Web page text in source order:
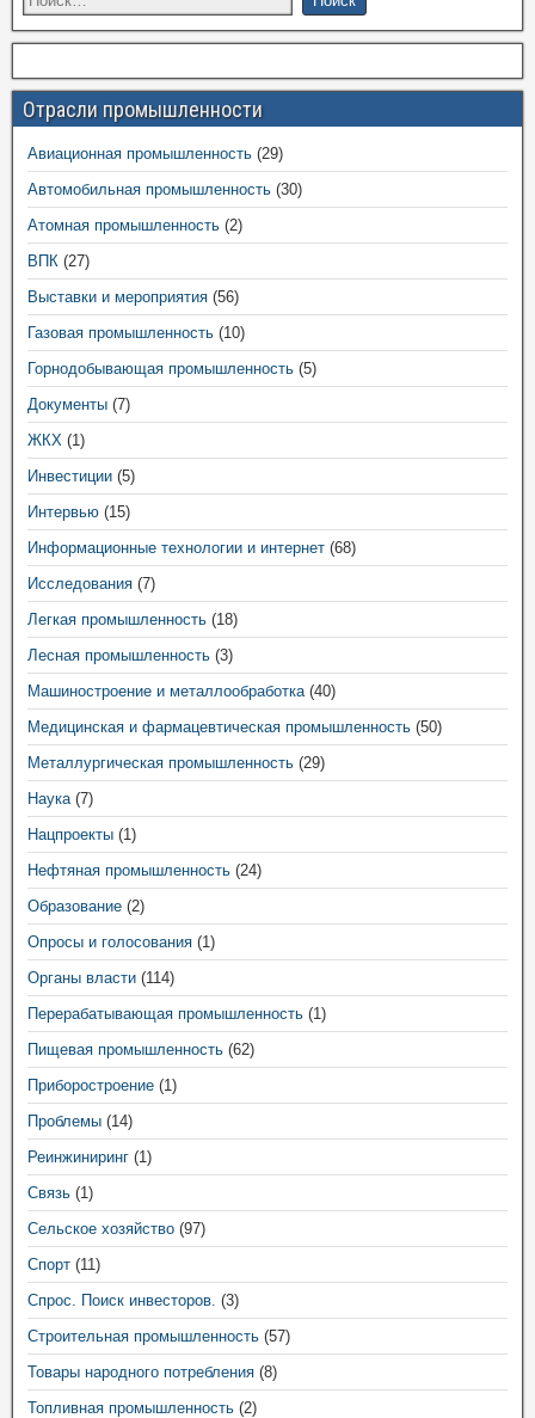
Отрасли промышленности
Авиационная промышленность (29)
Автомобильная промышленность (30)
Атомная промышленность (2)
ВПК (27)
Выставки и мероприятия (56)
Газовая промышленность (10)
Горнодобывающая промышленность (5)
Документы (7)
ЖКХ (1)
Инвестиции (5)
Интервью (15)
Информационные технологии и интернет (68)
Исследования (7)
Легкая промышленность (18)
Лесная промышленность (3)
Машиностроение и металлообработка(40)
Медицинская и фармацевтическая промышленность (50)
Металлургическая промышленность (29)
Наука(7)
Нацпроекты (1)
Нефтяная промышленность (24)
Образование (2)
Опросы и голосования (1)
Органы власти (114)
Перерабатывающая промышленность (1)
Пищевая промышленность (62)
Приборостроение (1)
Проблемы (14)
Реинжиниринг (1)
Связь (1)
Сельское хозяйство (97)
Спорт (11)
Спрос. Поиск инвесторов. (3)
Строительная промышленность (57)
Товары народного потребления (8)
Топливная промышленность (2)